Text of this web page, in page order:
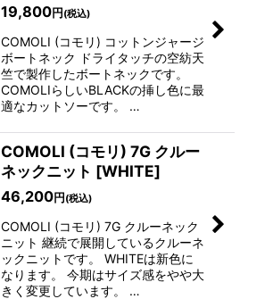
19,800円 (税込)
COMOLI (コモリ) コットンジャージ
ボートネック ドライタッチの空紡天
竺で製作したボートネックです。
COMOLIらしいBLACKの挿し色に最
適なカットソーです。 …
COMOLI (コモリ) 7G クルー
ネックニット [WHITE]
46,200円 (税込)
COMOLI (コモリ) 7G クルーネック
ニット 継続で展開しているクルーネ
ックニットです。 WHITEは新色に
なります。 今期はサイズ感をやや大
きく変更しています。 …